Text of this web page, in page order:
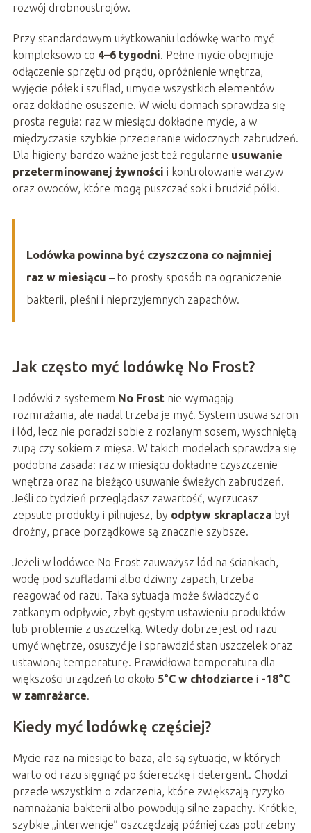
rozwój drobnoustrojów.
Przy standardowym użytkowaniu lodówkę warto myć
kompleksowo co 4–6 tygodni. Pełne mycie obejmuje
odłączenie sprzętu od prądu, opróżnienie wnętrza,
wyjęcie półek i szuflad, umycie wszystkich elementów
oraz dokładne osuszenie. W wielu domach sprawdza się
prosta reguła: raz w miesiącu dokładne mycie, a w
międzyczasie szybkie przecieranie widocznych zabrudzeń.
Dla higieny bardzo ważne jest też regularne usuwanie
przeterminowanej żywności i kontrolowanie warzyw
oraz owoców, które mogą puszczać sok i brudzić półki.
Lodówka powinna być czyszczona co najmniej
raz w miesiącu – to prosty sposób na ograniczenie
bakterii, pleśni i nieprzyjemnych zapachów.
Jak często myć lodówkę No Frost?
Lodówki z systemem No Frostnie wymagają
rozmrażania, ale nadal trzeba je myć. System usuwa szron
i lód, lecz nie poradzi sobie z rozlanym sosem, wyschniętą
zupą czy sokiem z mięsa. W takich modelach sprawdza się
podobna zasada: raz w miesiącu dokładne czyszczenie
wnętrza oraz na bieżąco usuwanie świeżych zabrudzeń.
Jeśli co tydzień przeglądasz zawartość, wyrzucasz
zepsute produkty i pilnujesz, by odpływ skraplaczabył
drożny, prace porządkowe są znacznie szybsze.
Jeżeli w lodówce No Frost zauważysz lód na ściankach,
wodę pod szufladami albo dziwny zapach, trzeba
reagować od razu. Taka sytuacja może świadczyć o
zatkanym odpływie, zbyt gęstym ustawieniu produktów
lub problemie z uszczelką. Wtedy dobrze jest od razu
umyć wnętrze, osuszyć je i sprawdzić stan uszczelek oraz
ustawioną temperaturę. Prawidłowa temperatura dla
większości urządzeń to około 5°C w chłodziarce i -18°C
w zamrażarce.
Kiedy myć lodówkę częściej?
Mycie raz na miesiąc to baza, ale są sytuacje, w których
warto od razu sięgnąć po ściereczkę i detergent. Chodzi
przede wszystkim o zdarzenia, które zwiększają ryzyko
namnażania bakterii albo powodują silne zapachy. Krótkie,
szybkie „interwencje” oszczędzają później czas potrzebny